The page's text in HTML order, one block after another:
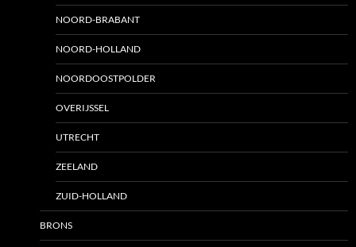
NOORD-BRABANT
NOORD-HOLLAND
NOORDOOSTPOLDER
OVERIJSSEL
UTRECHT
ZEELAND
ZUID-HOLLAND
BRONS